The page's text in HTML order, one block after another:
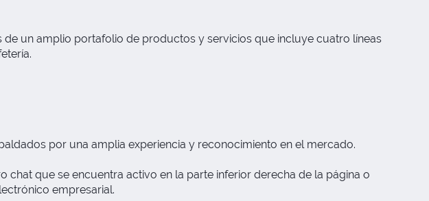
un amplio portafolio de productos y servicios que incluye cuatro líneas
por una amplia experiencia y reconocimiento en el mercado.
que se encuentra activo en la parte inferior derecha de la página o
empresarial.